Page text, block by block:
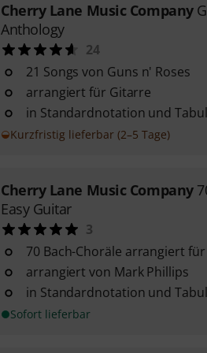
Cherry Lane Music Company
Anthology
24
21 Songs von Guns n' Roses
arrangiert für Gitarre
in Standardnotation und
Kurzfristig lieferbar (2–5 Tage)
Cherry Lane Music Company
Easy Guitar
3
70 Bach-Choräle arrangiert
arrangiert von Mark Phillips
in Standardnotation und
Sofort lieferbar